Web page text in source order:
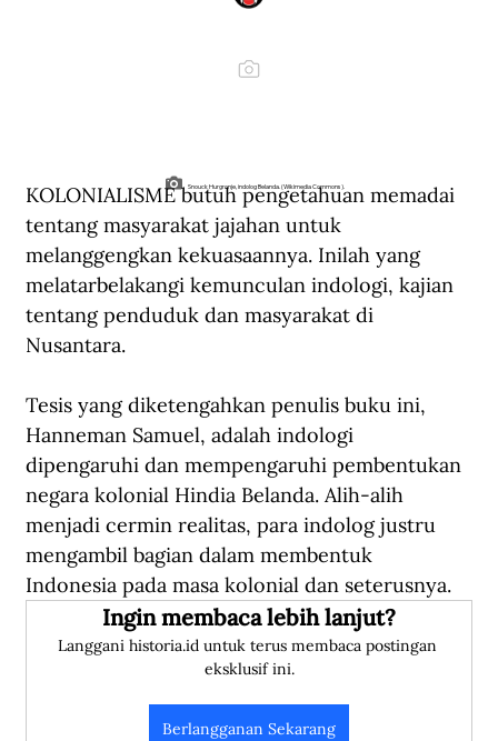
Snouck Hurgronje, indolog Belanda. (Wikimedia Commons).
KOLONIALISME butuh pengetahuan memadai
tentang masyarakat jajahan untuk
melanggengkan kekuasaannya. Inilah yang
melatarbelakangi kemunculan indologi, kajian
tentang penduduk dan masyarakat di
Nusantara.
Tesis yang diketengahkan penulis buku ini,
Hanneman Samuel, adalah indologi
dipengaruhi dan mempengaruhi pembentukan
negara kolonial Hindia Belanda. Alih-alih
menjadi cermin realitas, para indolog justru
mengambil bagian dalam membentuk
Indonesia pada masa kolonial dan seterusnya.
Ingin membaca lebih lanjut?
Langgani historia.id untuk terus membaca postingan
eksklusif ini.
Berlangganan Sekarang